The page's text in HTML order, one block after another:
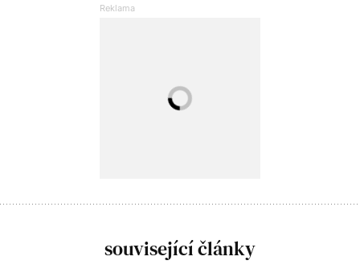
související články